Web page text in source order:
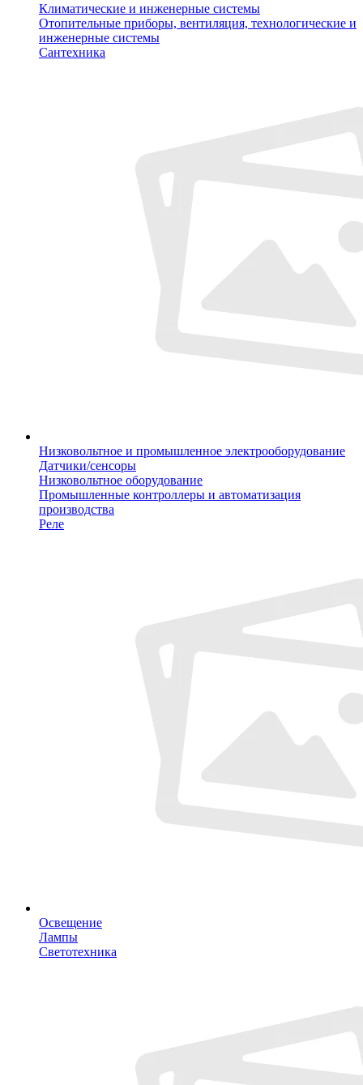
Климатические и инженерные системы
Отопительные приборы, вентиляция, технологические и
инженерные системы
Сантехника
Низковольтное и промышленное электрооборудование
Датчики/сенсоры
Низковольтное оборудование
Промышленные контроллеры и автоматизация
производства
Реле
Освещение
Лампы
Светотехника